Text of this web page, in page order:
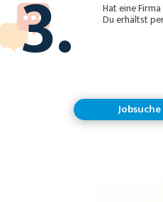
3. Hat eine
Du erhältst